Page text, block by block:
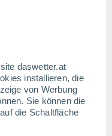
daswetter.at
installieren, die
von Werbung
Sie können die
die Schaltfläche